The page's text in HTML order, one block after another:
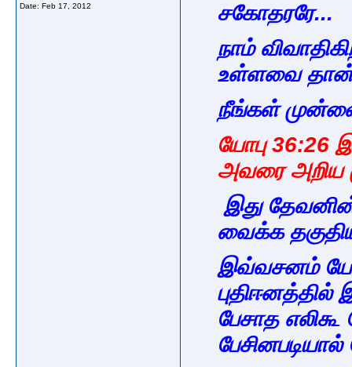
Date: Feb 17, 2012
சகோதரரே...
நாம்
உள்ளவை
நீங்கள்
யோபு 36:26
அவரை அறிய
இது
வைக்க
இவ்வசனம்
புதிஈனத்தில்
பேசாத